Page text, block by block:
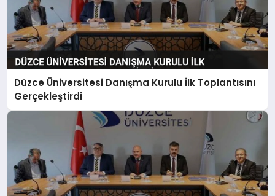
Düzce Üniversitesi Danışma Kurulu İlk Toplantısını
Gerçekleştirdi